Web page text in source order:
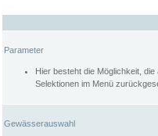
Parameter
Hier besteht die Möglichkeit,
Selektionen im Menü
Gewässerauswahl